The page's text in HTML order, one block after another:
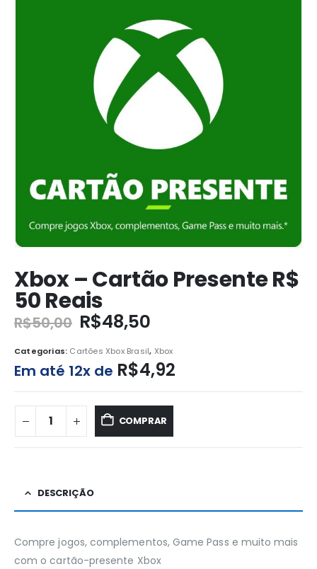
Xbox – Cartão Presente R$
50 Reais
R$50,00 R$48,50
Categorias: Cartões Xbox Brasil, Xbox
Em até 12x de R$4,92
COMPRAR
DESCRIÇÃO
Compre jogos, complementos, Game Pass e muito mais
com o cartão-presente Xbox